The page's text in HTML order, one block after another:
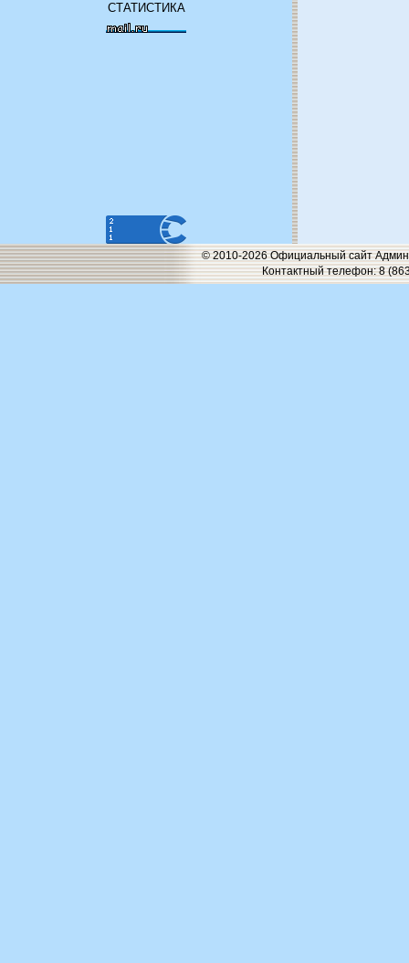
СТАТИСТИКА
© 2010-2026 Официальный сайт
Контактный телефон: 8